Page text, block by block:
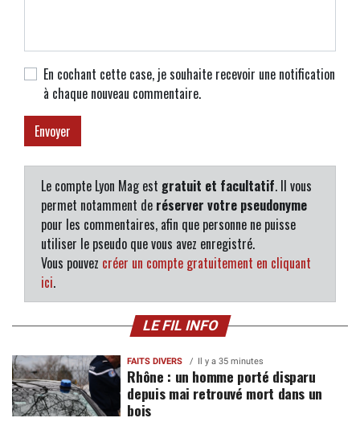
En cochant cette case, je souhaite recevoir une notification
à chaque nouveau commentaire.
Le compte Lyon Mag est gratuit et facultatif. Il vous
permet notamment de réserver votre pseudonyme
pour les commentaires, afin que personne ne puisse
utiliser le pseudo que vous avez enregistré.
Vous pouvez créer un compte gratuitement en cliquant
ici.
LE FIL INFO
FAITS DIVERS Il y a 35 minutes
Rhône : un homme porté disparu
depuis mai retrouvé mort dans un
bois